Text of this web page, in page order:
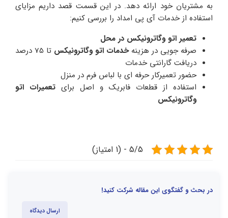
به مشتریان خود ارائه دهد. در این قسمت قصد داریم مزایای
استفاده از خدمات آی پی امداد را بررسی کنیم:
تعمیر اتو وگاترونیکس در محل
صرفه جویی در هزینه خدمات اتو وگاترونیکس تا 75 درصد
دریافت گارانتی خدمات
حضور تعمیرکار حرفه ای با لباس فرم در منزل
استفاده از قطعات فابریک و اصل برای تعمیرات اتو
وگاترونیکس
5/5 - (1 امتیاز)
در بحث و گفتگوی این مقاله شرکت کنید!
ارسال دیدگاه